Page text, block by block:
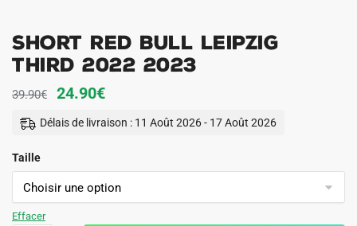
SHORT RED BULL LEIPZIG
THIRD 2022 2023
39.90€
Le
prix
39.90€.
24.90€Le
prix
24.90€.
Délais de livraison : 11 Août 2026 - 17 Août 2026
Taille
Effacer